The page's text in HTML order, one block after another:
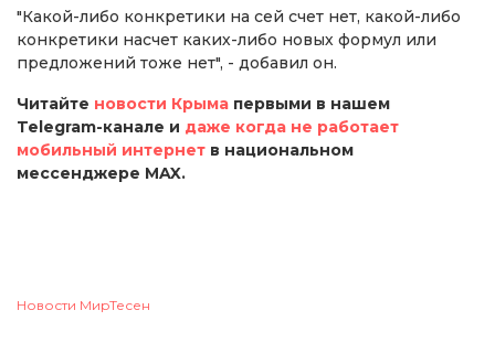
"Какой-либо конкретики на сей счет нет, какой-либо
конкретики насчет каких-либо новых формул или
предложений тоже нет", - добавил он.
Читайте новости Крыма первыми в нашем
Telegram-канале и даже когда не работает
мобильный интернет в национальном
мессенджере MAX.
Новости МирТесен